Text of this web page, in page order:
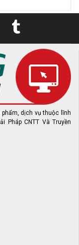
dịch vụ thuộc lĩnh
Pháp CNTT Và Truyền